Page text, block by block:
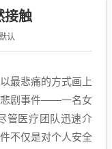
接触
认
最悲痛的方式画上
悲剧事件——一名女
管医疗团队迅速介
不仅是对个人安全